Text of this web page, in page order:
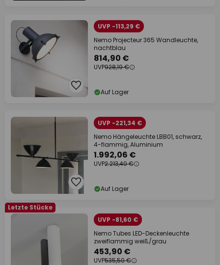
UVP -113,29 €
Nemo Projecteur 365 Wandleuchte,
nachtblau
814,90 €
UVP928,19 €
Auf Lager
UVP -221,34 €
Nemo Hängeleuchte LBB01, schwarz,
4-flammig, Aluminium
1.992,06 €
UVP2.213,40 €
Auf Lager
Letzte Stücke
UVP -81,60 €
Nemo Tubes LED-Deckenleuchte
zweiflammig weiß/grau
453,90 €
UVP535,50 €